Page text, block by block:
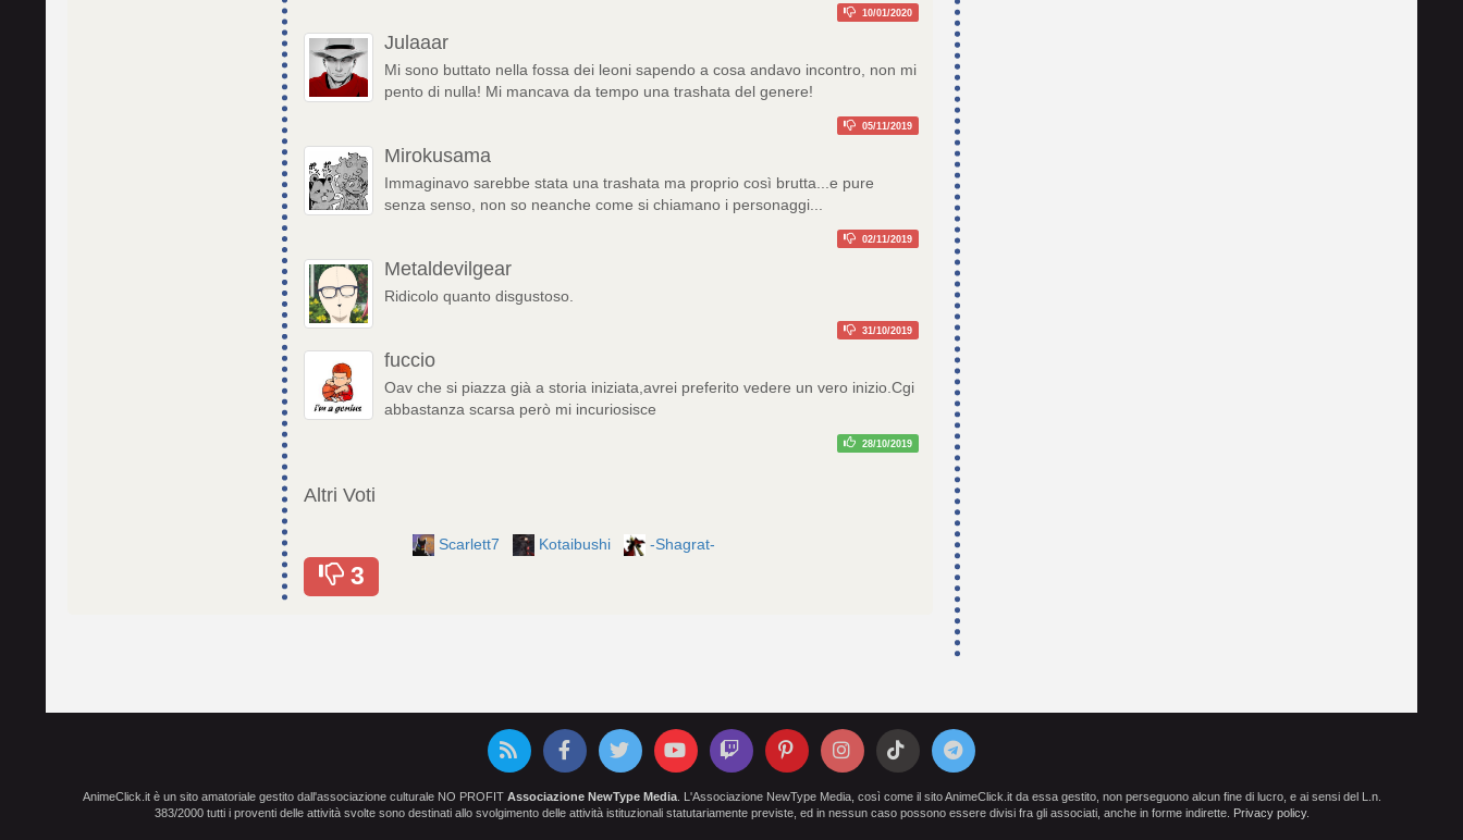
10/01/2020
Julaaar
Mi sono buttato nella fossa dei leoni sapendo a cosa andavo incontro, non mi
pento di nulla! Mi mancava da tempo una trashata del genere!
05/11/2019
Mirokusama
Immaginavo sarebbe stata una trashata ma proprio così brutta...e pure
senza senso, non so neanche come si chiamano i personaggi...
02/11/2019
Metaldevilgear
Ridicolo quanto disgustoso.
31/10/2019
fuccio
Oav che si piazza già a storia iniziata,avrei preferito vedere un vero inizio.Cgi
abbastanza scarsa però mi incuriosisce
28/10/2019
Altri Voti
3
Scarlett7 Kotaibushi -Shagrat-
AnimeClick.it è un sito amatoriale gestito dall'associazione culturale NO PROFIT Associazione NewType Media. L'Associazione NewType Media, così come il sito AnimeClick.it da essa gestito, non perseguono alcun fine di lucro, e ai sensi del L.n.
383/2000 tutti i proventi delle attività svolte sono destinati allo svolgimento delle attività istituzionali statutariamente previste, ed in nessun caso possono essere divisi fra gli associati, anche in forme indirette. Privacy policy.